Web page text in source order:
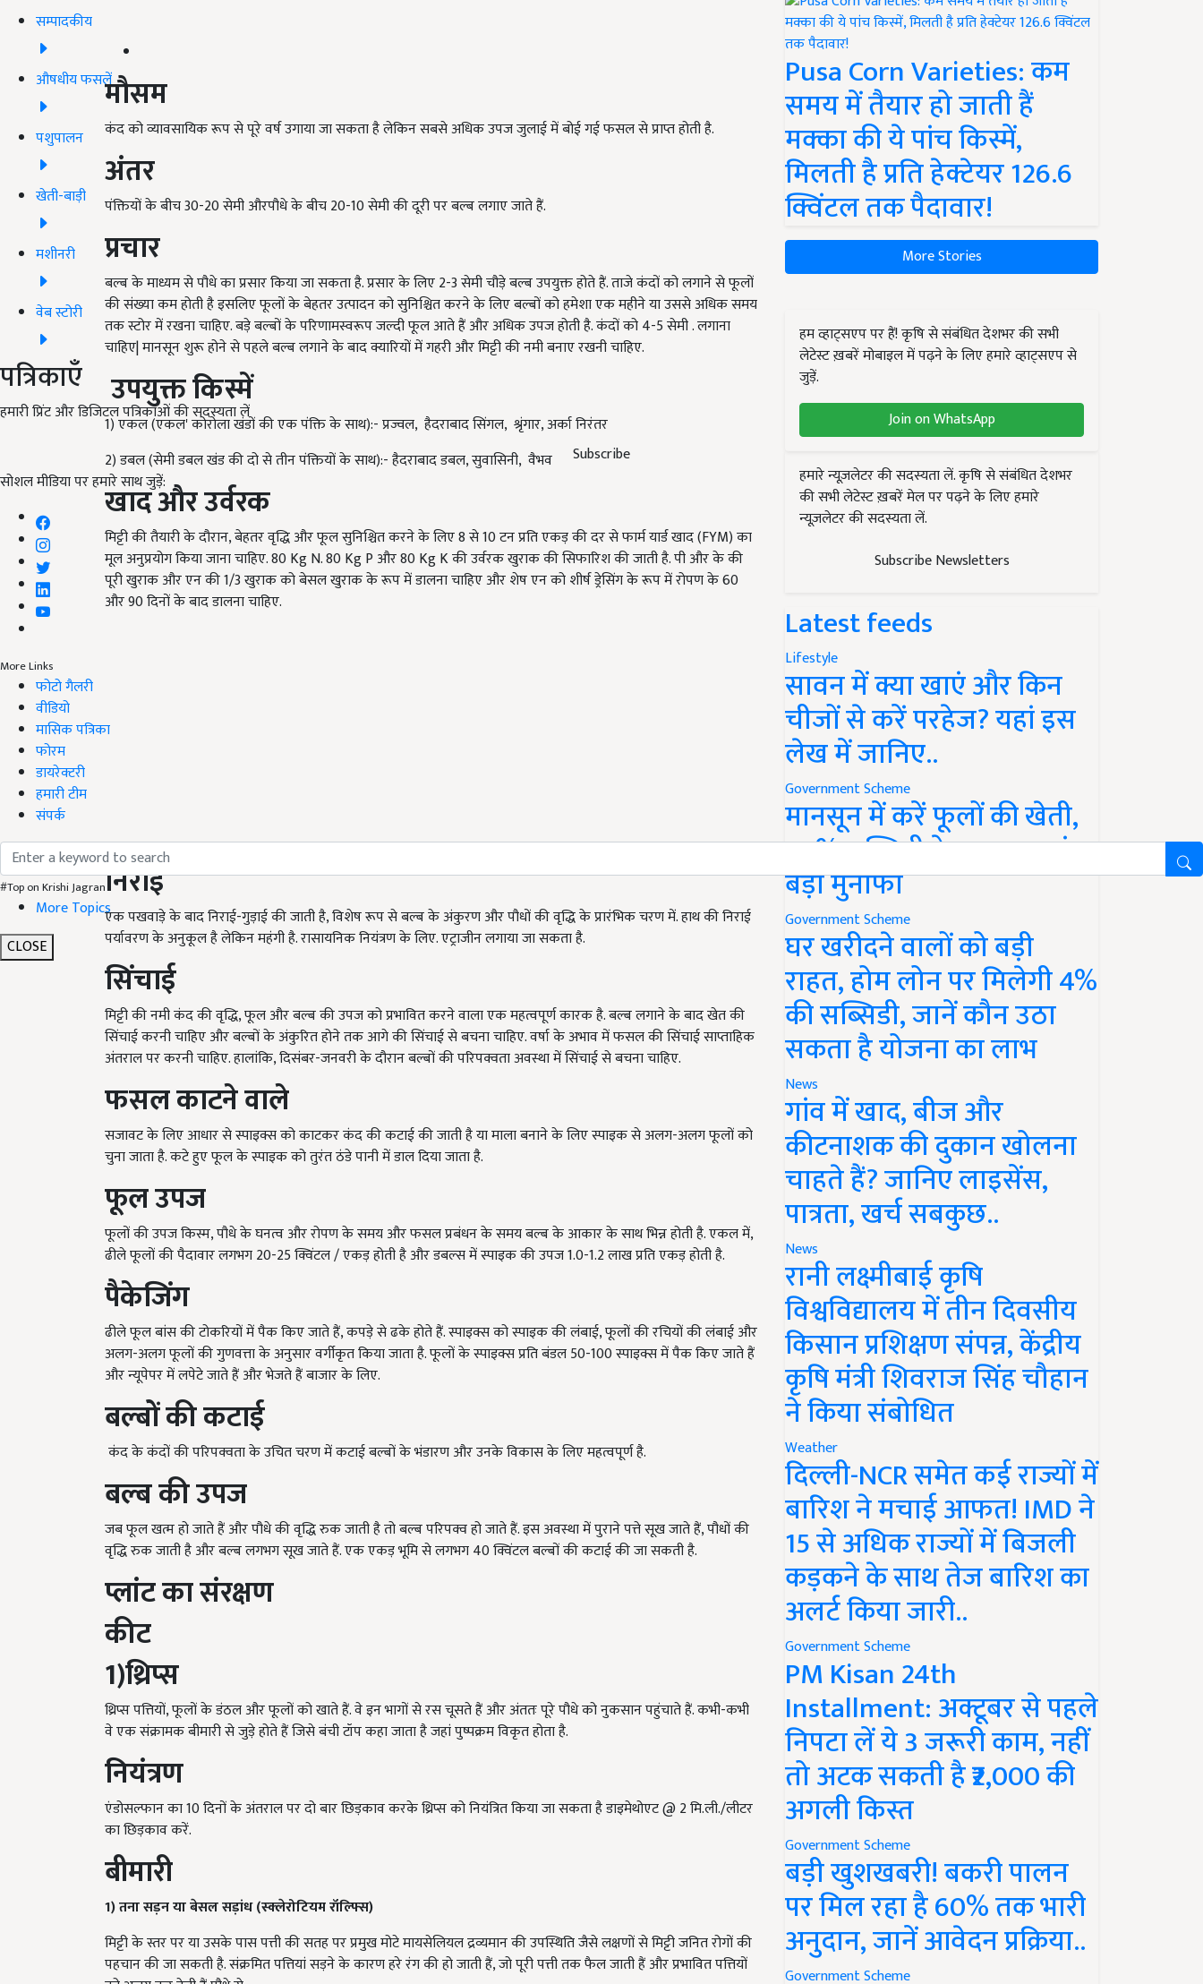
सम्पादकीय
औषधीय फसलें
पशुपालन
खेती-बाड़ी
मशीनरी
वेब स्टोरी
पत्रिकाएँ
हमारी प्रिंट और डिजिटल पत्रिकाओं की सदस्यता लें
Subscribe
सोशल मीडिया पर हमारे साथ जुड़ें:
More Links
फोटो गैलरी
वीडियो
मासिक पत्रिका
फोरम
डायरेक्टरी
हमारी टीम
संपर्क
#Top on Krishi Jagran
More Topics
CLOSE
मौसम
कंद को व्यावसायिक रूप से पूरे वर्ष उगाया जा सकता है लेकिन सबसे अधिक उपज जुलाई में बोई गई फसल से प्राप्त होती है.
अंतर
पंक्तियों के बीच 30-20 सेमी औरपौधे के बीच 20-10 सेमी की दूरी पर बल्ब लगाए जाते हैं.
प्रचार
बल्ब के माध्यम से पौधे का प्रसार किया जा सकता है. प्रसार के लिए 2-3 सेमी चौड़े बल्ब उपयुक्त होते हैं. ताजे कंदों को लगाने से फूलों
की संख्या कम होती है इसलिए फूलों के बेहतर उत्पादन को सुनिश्चित करने के लिए बल्बों को हमेशा एक महीने या उससे अधिक समय
तक स्टोर में रखना चाहिए. बड़े बल्बों के परिणामस्वरूप जल्दी फूल आते हैं और अधिक उपज होती है. कंदों को 4-5 सेमी . लगाना
चाहिए| मानसून शुरू होने से पहले बल्ब लगाने के बाद क्यारियों में गहरी और मिट्टी की नमी बनाए रखनी चाहिए.
उपयुक्तकिस्में
1) एकल (एकल' कोरोला खंडों की एक पंक्ति के साथ):- प्रज्वल, हैदराबाद सिंगल, श्रृंगार, अर्का निरंतर
2) डबल (सेमी डबल खंड की दो से तीन पंक्तियों के साथ):- हैदराबाद डबल, सुवासिनी, वैभव
खादऔरउर्वरक
मिट्टी की तैयारी के दौरान, बेहतर वृद्धि और फूल सुनिश्चित करने के लिए 8 से 10 टन प्रति एकड़ की दर से फार्म यार्ड खाद (FYM) का
मूल अनुप्रयोग किया जाना चाहिए. 80 Kg N. 80 Kg P और 80 Kg K की उर्वरक खुराक की सिफारिश की जाती है. पी और के की
पूरी खुराक और एन की 1/3 खुराक को बेसल खुराक के रूप में डालना चाहिए और शेष एन को शीर्ष ड्रेसिंग के रूप में रोपण के 60
और 90 दिनों के बाद डालना चाहिए.
निराई
एक पखवाड़े के बाद निराई-गुड़ाई की जाती है, विशेष रूप से बल्ब के अंकुरण और पौधों की वृद्धि के प्रारंभिक चरण में. हाथ की निराई
पर्यावरण के अनुकूल है लेकिन महंगी है. रासायनिक नियंत्रण के लिए. एट्राजीन लगाया जा सकता है.
सिंचाई
मिट्टी की नमी कंद की वृद्धि, फूल और बल्ब की उपज को प्रभावित करने वाला एक महत्वपूर्ण कारक है. बल्ब लगाने के बाद खेत की
सिंचाई करनी चाहिए और बल्बों के अंकुरित होने तक आगे की सिंचाई से बचना चाहिए. वर्षा के अभाव में फसल की सिंचाई साप्ताहिक
अंतराल पर करनी चाहिए. हालांकि, दिसंबर-जनवरी के दौरान बल्बों की परिपक्वता अवस्था में सिंचाई से बचना चाहिए.
फसलकाटनेवाले
सजावट के लिए आधार से स्पाइक्स को काटकर कंद की कटाई की जाती है या माला बनाने के लिए स्पाइक से अलग-अलग फूलों को
चुना जाता है. कटे हुए फूल के स्पाइक को तुरंत ठंडे पानी में डाल दिया जाता है.
फूलउपज
फूलों की उपज किस्म, पौधे के घनत्व और रोपण के समय और फसल प्रबंधन के समय बल्ब के आकार के साथ भिन्न होती है. एकल में,
ढीले फूलों की पैदावार लगभग 20-25 क्विंटल / एकड़ होती है और डबल्स में स्पाइक की उपज 1.0-1.2 लाख प्रति एकड़ होती है.
पैकेजिंग
ढीले फूल बांस की टोकरियों में पैक किए जाते हैं, कपड़े से ढके होते हैं. स्पाइक्स को स्पाइक की लंबाई, फूलों की रचियों की लंबाई और
अलग-अलग फूलों की गुणवत्ता के अनुसार वर्गीकृत किया जाता है. फूलों के स्पाइक्स प्रति बंडल 50-100 स्पाइक्स में पैक किए जाते हैं
और न्यूपेपर में लपेटे जाते हैं और भेजते हैं बाजार के लिए.
बल्बोंकीकटाई
कंद के कंदों की परिपक्वता के उचित चरण में कटाई बल्बों के भंडारण और उनके विकास के लिए महत्वपूर्ण है.
बल्बकीउपज
जब फूल खत्म हो जाते हैं और पौधे की वृद्धि रुक ​​जाती है तो बल्ब परिपक्व हो जाते हैं. इस अवस्था में पुराने पत्ते सूख जाते हैं, पौधों की
वृद्धि रुक ​​जाती है और बल्ब लगभग सूख जाते हैं. एक एकड़ भूमि से लगभग 40 क्विंटल बल्बों की कटाई की जा सकती है.
प्लांटकासंरक्षण
कीट
1)थ्रिप्स
थ्रिप्स पत्तियों, फूलों के डंठल और फूलों को खाते हैं. वे इन भागों से रस चूसते हैं और अंततः पूरे पौधे को नुकसान पहुंचाते हैं. कभी-कभी
वे एक संक्रामक बीमारी से जुड़े होते हैं जिसे बंची टॉप कहा जाता है जहां पुष्पक्रम विकृत होता है.
नियंत्रण
एंडोसल्फान का 10 दिनों के अंतराल पर दो बार छिड़काव करके थ्रिप्स को नियंत्रित किया जा सकता है डाइमेथोएट @ 2 मि.ली./लीटर
का छिड़काव करें.
बीमारी
1)तनासड़नयाबेसलसड़ांध(स्क्लेरोटियमरॉल्फ्सि)
मिट्टी के स्तर पर या उसके पास पत्ती की सतह पर प्रमुख मोटे मायसेलियल द्रव्यमान की उपस्थिति जैसे लक्षणों से मिट्टी जनित रोगों की
पहचान की जा सकती है. संक्रमित पत्तियां सड़ने के कारण हरे रंग की हो जाती हैं, जो पूरी पत्ती तक फैल जाती हैं और प्रभावित पत्तियों
Pusa Corn Varieties: कम
समय में तैयार हो जाती हैं
मक्का की ये पांच किस्में,
मिलती है प्रति हेक्टेयर 126.6
क्विंटल तक पैदावार!
More Stories
हम व्हाट्सएप पर हैं! कृषि से संबंधित देशभर की सभी
लेटेस्ट ख़बरें मोबाइल में पढ़ने के लिए हमारे व्हाट्सएप से
जुड़ें.
Join on WhatsApp
हमारे न्यूज़लेटर की सदस्यता लें. कृषि से संबंधित देशभर
की सभी लेटेस्ट ख़बरें मेल पर पढ़ने के लिए हमारे
न्यूज़लेटर की सदस्यता लें.
Subscribe Newsletters
Latest feeds
Lifestyle
सावन में क्या खाएं और किन
चीजों से करें परहेज? यहां इस
लेख में जानिए..
Government Scheme
मानसून में करें फूलों की खेती,
50% सब्सिडी के साथ कमाएं
बड़ा मुनाफा
Government Scheme
घर खरीदने वालों को बड़ी
राहत, होम लोन पर मिलेगी 4%
की सब्सिडी, जानें कौन उठा
सकता है योजना का लाभ
News
गांव में खाद, बीज और
कीटनाशक की दुकान खोलना
चाहते हैं? जानिए लाइसेंस,
पात्रता, खर्च सबकुछ..
News
रानी लक्ष्मीबाई कृषि
विश्वविद्यालय में तीन दिवसीय
किसान प्रशिक्षण संपन्न, केंद्रीय
कृषि मंत्री शिवराज सिंह चौहान
ने किया संबोधित
Weather
दिल्ली-NCR समेत कई राज्यों में
बारिश ने मचाई आफत! IMD ने
15 से अधिक राज्यों में बिजली
कड़कने के साथ तेज बारिश का
अलर्ट किया जारी..
Government Scheme
PM Kisan 24th
Installment: अक्टूबर से पहले
निपटा लें ये 3 जरूरी काम, नहीं
तो अटक सकती है ₹2,000 की
अगली किस्त
Government Scheme
बड़ी खुशखबरी! बकरी पालन
पर मिल रहा है 60% तक भारी
अनुदान, जानें आवेदन प्रक्रिया..
Government Scheme